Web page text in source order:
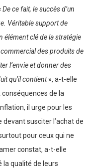
De ce fait, le succès d’un
Véritable support de
élément clé de la stratégie
des produits de
l’envie et donner des
qu’il contient», a-t-elle
de la
il urge pour les
susciter l’achat de
pour ceux qui ne
constat, a-t-elle
la qualité de leurs